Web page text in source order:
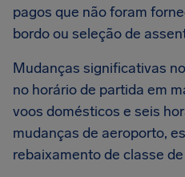
pagos que não foram
bordo ou seleção de
Mudanças significativas
no horário de partida em
voos domésticos e seis
mudanças de aeroporto,
rebaixamento de classe